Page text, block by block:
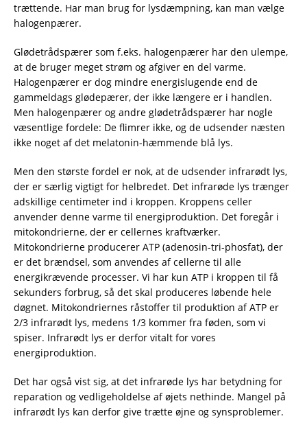
trættende. Har man brug for lysdæmpning, kan man vælge
halogenpærer.
Glødetrådspærer som f.eks. halogenpærer har den ulempe,
at de bruger meget strøm og afgiver en del varme.
Halogenpærer er dog mindre energislugende end de
gammeldags glødepærer, der ikke længere er i handlen.
Men halogenpærer og andre glødetrådspærer har nogle
væsentlige fordele: De flimrer ikke, og de udsender næsten
ikke noget af det melatonin-hæmmende blå lys.
Men den største fordel er nok, at de udsender infrarødt lys,
der er særlig vigtigt for helbredet. Det infrarøde lys trænger
adskillige centimeter ind i kroppen. Kroppens celler
anvender denne varme til energiproduktion. Det foregår i
mitokondrierne, der er cellernes kraftværker.
Mitokondrierne producerer ATP (adenosin-tri-phosfat), der
er det brændsel, som anvendes af cellerne til alle
energikrævende processer. Vi har kun ATP i kroppen til få
sekunders forbrug, så det skal produceres løbende hele
døgnet. Mitokondriernes råstoffer til produktion af ATP er
2/3 infrarødt lys, medens 1/3 kommer fra føden, som vi
spiser. Infrarødt lys er derfor vitalt for vores
energiproduktion.
Det har også vist sig, at det infrarøde lys har betydning for
reparation og vedligeholdelse af øjets nethinde. Mangel på
infrarødt lys kan derfor give trætte øjne og synsproblemer.